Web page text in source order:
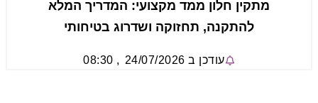
מתקין חלון ממד מקצועי: המדריך המלא
להתקנה, תחזוקה ושדרוג בטיחותי
עודכן ב 24/07/2026
,
08:30